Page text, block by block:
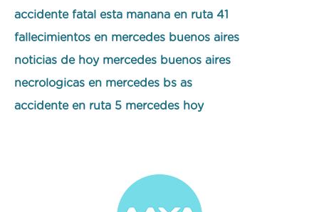
accidente fatal esta manana en ruta 41
fallecimientos en mercedes buenos aires
noticias de hoy mercedes buenos aires
necrologicas en mercedes bs as
accidente en ruta 5 mercedes hoy